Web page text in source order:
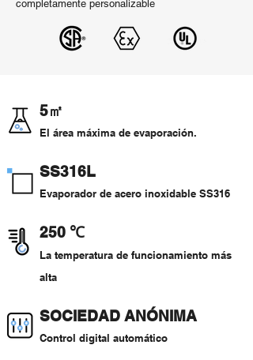
completamente personalizable
5㎡
El área máxima de evaporación.
SS316L
Evaporador de acero inoxidable SS316
250 ℃
La temperatura de funcionamiento más
alta
SOCIEDAD ANÓNIMA
Control digital automático